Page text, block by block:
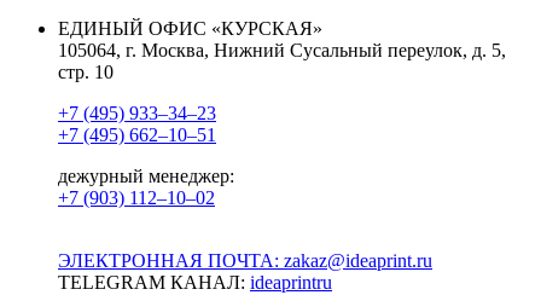
ЕДИНЫЙ ОФИС «КУРСКАЯ»
105064, г. Москва, Нижний Сусальный переулок, д. 5,
стр. 10
+7 (495) 933–34–23
+7 (495) 662–10–51
дежурный менеджер:
+7 (903) 112–10–02
ЭЛЕКТРОННАЯ ПОЧТА: zakaz@ideaprint.ru
TELEGRAM КАНАЛ: ideaprintru